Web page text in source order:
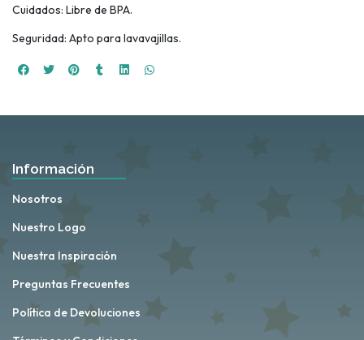
Cuidados: Libre de BPA.
Seguridad: Apto para lavavajillas.
Información
Nosotros
Nuestro Logo
Nuestra Inspiración
Preguntas Frecuentes
Política de Devoluciones